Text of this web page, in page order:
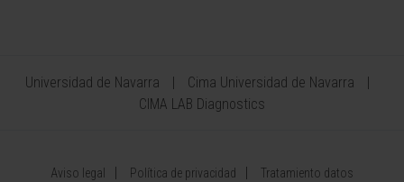
Universidad de Navarra
Cima Universidad de Navarra
CIMA LAB Diagnostics
Aviso legal Política de privacidad
Tratamiento datos